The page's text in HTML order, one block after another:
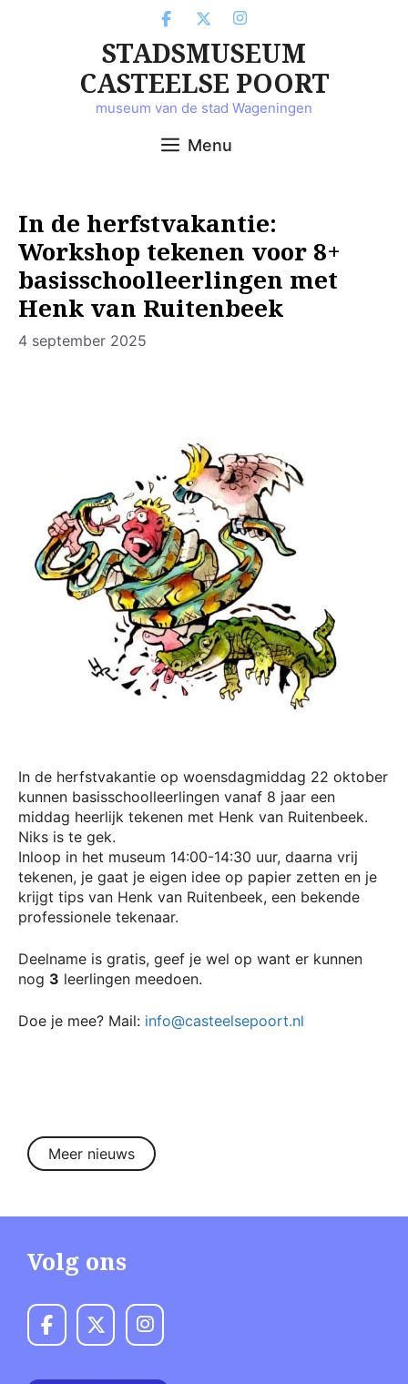
STADSMUSEUM
CASTEELSE POORT
museum van de stad Wageningen
Menu
In de herfstvakantie:
Workshop tekenen voor 8+
basisschoolleerlingen met
Henk van Ruitenbeek
4 september 2025
In de herfstvakantie op woensdagmiddag 22 oktober
kunnen basisschoolleerlingen vanaf 8 jaar een
middag heerlijk tekenen met Henk van Ruitenbeek.
Niks is te gek.
Inloop in het museum 14:00-14:30 uur, daarna vrij
tekenen, je gaat je eigen idee op papier zetten en je
krijgt tips van Henk van Ruitenbeek, een bekende
professionele tekenaar.
Deelname is gratis, geef je wel op want er kunnen
nog 3 leerlingen meedoen.
Doe je mee? Mail: info@casteelsepoort.nl
Meer nieuws
Volg ons